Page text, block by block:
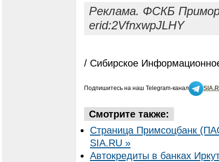
Реклама. ФСКБ
erid:2VfnxwpJLHY
/ Сибирское
Подпишитесь на наш Telegram-канал
Смотрите также:
Страница Примсоцбанк
SIA.RU »
Автокредиты в банках